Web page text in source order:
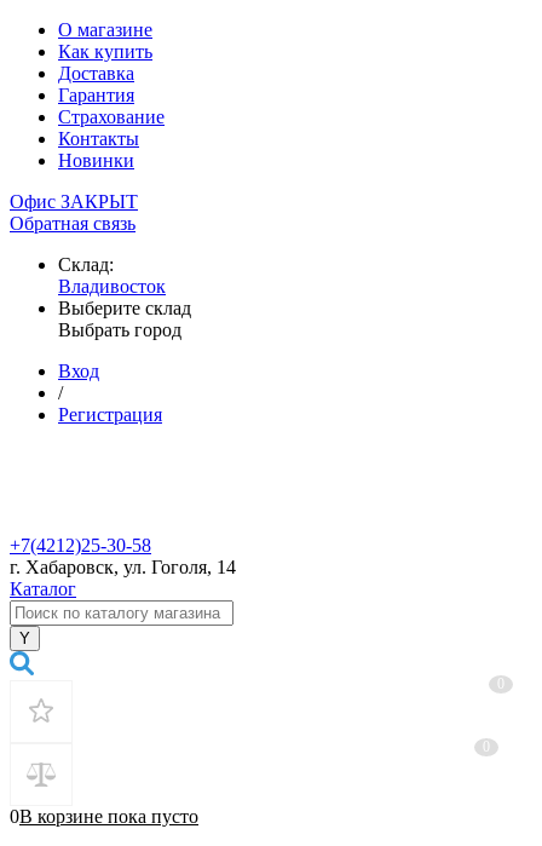
О магазине
Как купить
Доставка
Гарантия
Страхование
Контакты
Новинки
Офис ЗАКРЫТ
Обратная связь
Склад:
Владивосток
Выберите склад
Выбрать город
Вход
/
Регистрация
+7(4212)25-30-58
г. Хабаровск, ул. Гоголя, 14
Каталог
0В корзине пока пусто